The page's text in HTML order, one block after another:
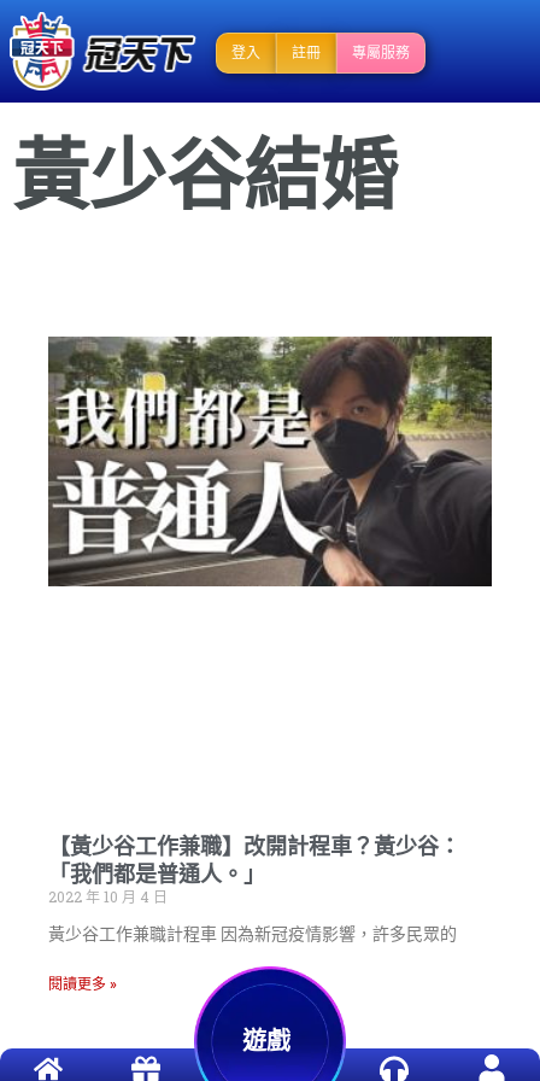
登入 註冊 專屬服務
黃少谷結婚
【黃少谷工作兼職】改開計程車？黃少谷：
「我們都是普通人。」
2022 年 10 月 4 日
黃少谷工作兼職計程車 因為新冠疫情影響，許多民眾的
閱讀更多 »
遊戲